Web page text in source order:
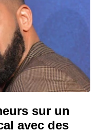
sur un
avec des